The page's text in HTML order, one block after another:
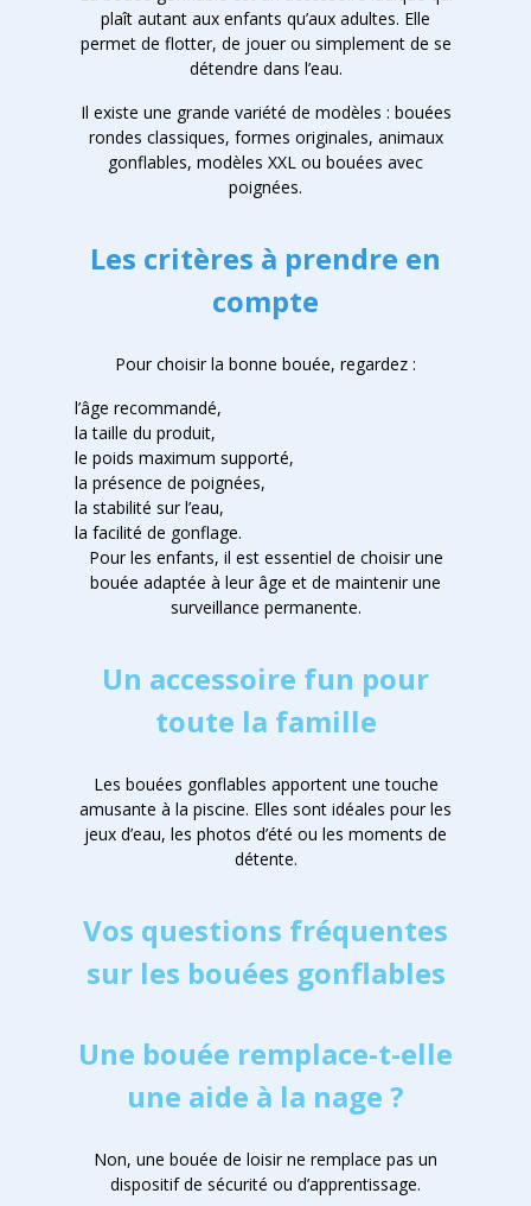
plaît autant aux enfants qu’aux adultes. Elle
permet de flotter, de jouer ou simplement de se
détendre dans l’eau.
Il existe une grande variété de modèles : bouées
rondes classiques, formes originales, animaux
gonflables, modèles XXL ou bouées avec
poignées.
Les critères à prendre en
compte
Pour choisir la bonne bouée, regardez :
l’âge recommandé,
la taille du produit,
le poids maximum supporté,
la présence de poignées,
la stabilité sur l’eau,
la facilité de gonflage.
Pour les enfants, il est essentiel de choisir une
bouée adaptée à leur âge et de maintenir une
surveillance permanente.
Un accessoire fun pour
toute la famille
Les bouées gonflables apportent une touche
amusante à la piscine. Elles sont idéales pour les
jeux d’eau, les photos d’été ou les moments de
détente.
Vos questions fréquentes
sur les bouées gonflables
Une bouée remplace-t-elle
une aide à la nage ?
Non, une bouée de loisir ne remplace pas un
dispositif de sécurité ou d’apprentissage.